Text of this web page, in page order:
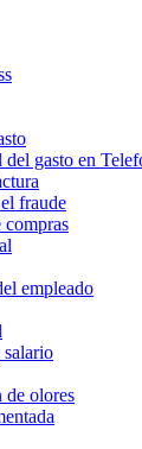
del gasto en
fraude
compras
empleado
olores